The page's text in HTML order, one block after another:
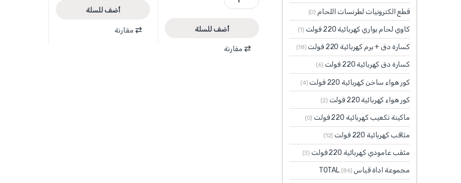
أضف للسلة
مقارنة
أضف للسلة
مقارنة
قطع الكترونيات لطرنسات اللحام (0)
كاوي لحام بواري كهربائية 220 فولت (1)
كسارة دق + برم كهربائية 220 فولت (18)
كسارة دق كهربائية 220 فولت (6)
كور هواء ساخن كهربائية 220 فولت (4)
كور هواء كهربائية 220 فولت (2)
ماكينة تكعيب كهربائية 220 فولت (0)
مثاقب كهربائية 220 فولت (12)
مثقب عامودي كهربائية 220 فولت (3)
مجموعة اداة قياس TOTAL (86)